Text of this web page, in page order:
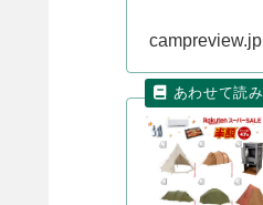
campreview.jp